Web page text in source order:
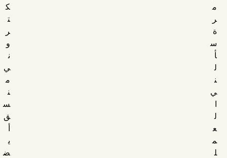
م
ر
ة
س
أ
ل
ن
ي
ا
ل
ع
م
ل
ك
ت
ر
و
ن
ي
م
ن
س
ق
أ
ي
ض